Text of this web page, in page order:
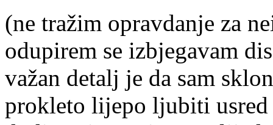
(ne tražim opravdanje za
odupirem se izbjegavam
važan detalj je da sam sklon
prokleto lijepo ljubiti usred